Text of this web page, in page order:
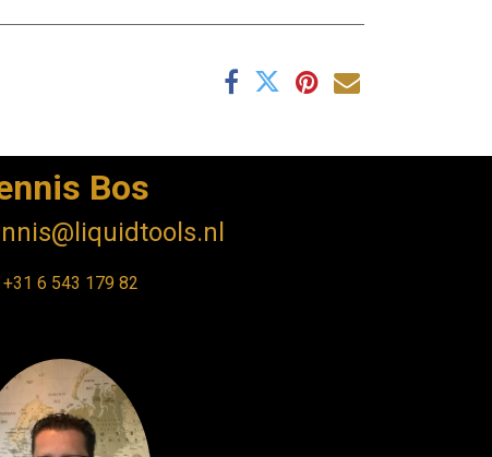
Bos
+31 6 543 179 82